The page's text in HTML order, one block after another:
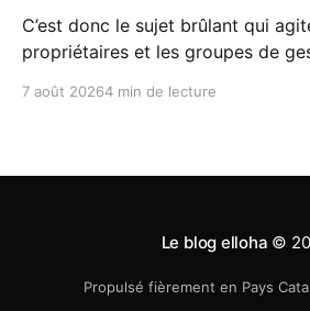
C’est donc le sujet brûlant qui
propriétaires et les groupes de
obligatoire débarque le 1er
DGFIP, à quelques semaines du
7 août 20264 min de lecture
Le blog elloha ©
Propulsé fièrement en Pays